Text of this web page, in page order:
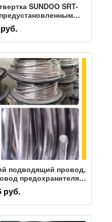
SUNDOO SRT-
подводящий провод,
предохранителя
свинцовая
провод
руб.